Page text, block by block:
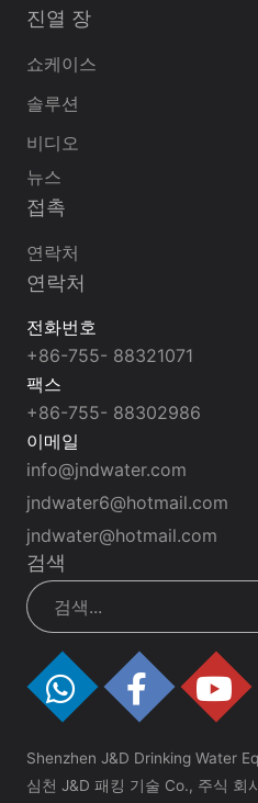
진열 장
쇼케이스
솔루션
비디오
뉴스
접촉
연락처
연락처
전화번호
+86-755- 88321071
팩스
+86-755- 88302986
이메일
info@jndwater.com
jndwater6@hotmail.com
jndwater@hotmail.com
검색
Shenzhen J&D Drinking Water
심천 J&D 패킹 기술 Co., 주식 회